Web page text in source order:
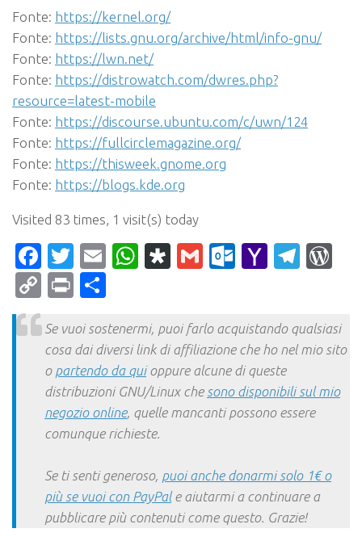
Fonte: https://kernel.org/
Fonte: https://lists.gnu.org/archive/html/info-gnu/
Fonte: https://lwn.net/
Fonte: https://distrowatch.com/dwres.php?
resource=latest-mobile
Fonte: https://discourse.ubuntu.com/c/uwn/124
Fonte: https://fullcirclemagazine.org/
Fonte: https://thisweek.gnome.org
Fonte: https://blogs.kde.org
Visited 83 times, 1 visit(s) today
Facebook
Twitter
EmailWhatsApp
Diaspora
Gmail Yahoo
CopyPrint
Se vuoi sostenermi, puoi farlo acquistando qualsiasi
cosa dai diversi link di affiliazione che ho nel mio sito
o partendo da quioppure alcune di queste
distribuzioni GNU/Linux che sono disponibili sul mio
negozio online, quelle mancanti possono essere
comunque richieste.
Se ti senti generoso, puoi anche donarmi solo 1€ o
più se vuoi con PayPale aiutarmi a continuare a
pubblicare più contenuti come questo. Grazie!